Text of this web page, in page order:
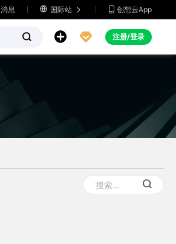
消息  国际站   创想云App
   注册/登录